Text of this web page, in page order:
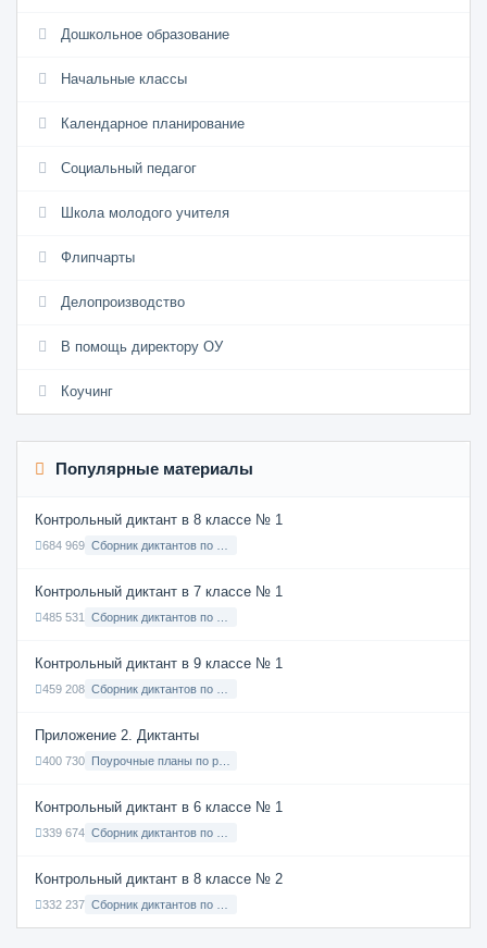
Дошкольное образование
Начальные классы
Календарное планирование
Социальный педагог
Школа молодого учителя
Флипчарты
Делопроизводство
В помощь директору ОУ
Коучинг
Популярные материалы
Контрольный диктант в 8 классе № 1
684 969
Контрольный диктант в 7 классе № 1
485 531
Контрольный диктант в 9 классе № 1
459 208
Приложение 2. Диктанты
400 730
Контрольный диктант в 6 классе № 1
339 674
Контрольный диктант в 8 классе № 2
332 237